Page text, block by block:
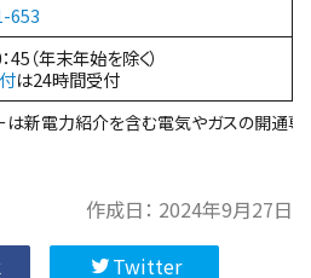
653
45（年末年始を除く）
は24時間受付
新電力紹介を含む電気やガスの開通専
作成日： 2024年9月27日
Twitter